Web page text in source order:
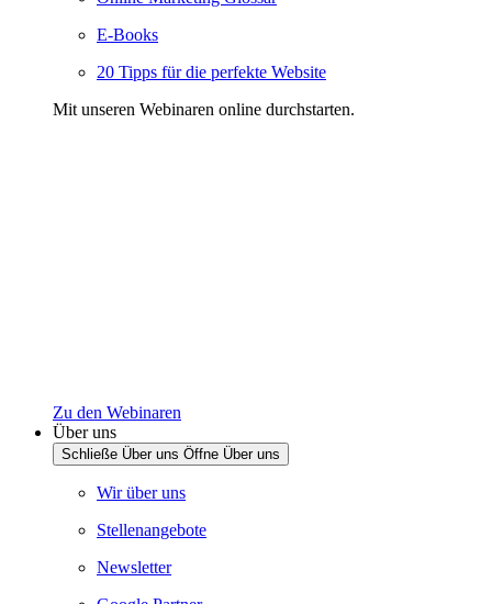
E-Books
20 Tipps für die perfekte Website
Mit unseren Webinaren online durchstarten.
Zu den Webinaren
Über uns
Schließe Über uns Öffne Über uns
Wir über uns
Stellenangebote
Newsletter